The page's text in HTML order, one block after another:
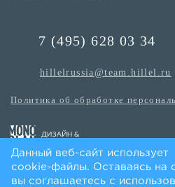
7 (495) 628 03 34
hillelrussia@team.hillel.ru
Политика об обработке
Данный веб-сайт использует
cookie-файлы. Оставаясь на
вы соглашаетесь с